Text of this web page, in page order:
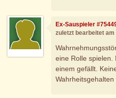
Ex-Sauspieler
zuletzt bearbeitet am
eine Rolle spielen.
einem gefällt.
Wahrheitsgehalten